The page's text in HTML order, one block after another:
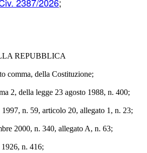
REPUBBLICA
comma, della Costituzione;
2, della legge 23 agosto 1988, n. 400;
n. 59, articolo 20, allegato 1, n. 23;
2000, n. 340, allegato A, n. 63;
n. 416;